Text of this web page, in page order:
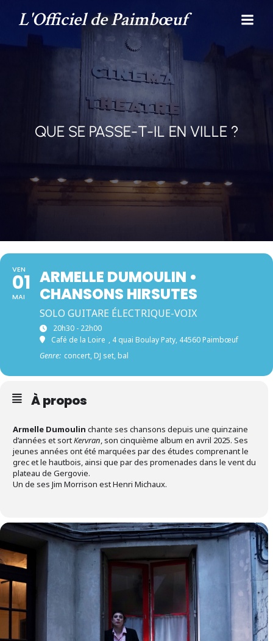
L'Officiel de Paimbœuf
QUE SE PASSE-T-IL EN VILLE ?
VEN
01
MAI
ARMELLE DUMOULIN •
CHANSONS HIRSUTES
SOLO GUITARE ÉLECTRIQUE-VOIX
20h30 - 22h00
Café de la Loire , 4 quai Boulay Paty, 44560 Paimbœuf
Genre: concert, DJ set, bal
À propos
Armelle Dumoulin chante ses chansons depuis une quinzaine
d’années et sortKervran, son cinquième album en avril 2025. Ses
jeunes années ont été marquées par des études comprenant le
grec et le hautbois, ainsi que par des promenades dans le vent du
plateau de Gergovie.
Un de ses Jim Morrison est Henri Michaux.